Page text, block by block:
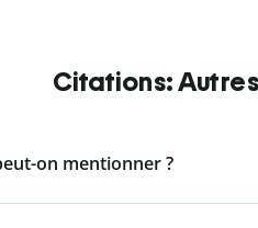
Citations:
on mentionner ?